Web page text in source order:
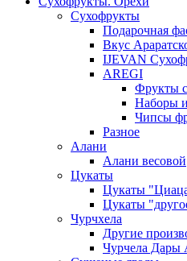
Сухофрукты
Подарочная
Вкус
IJEVAN
AREGI
Фрукты
Наборы
Чипсы
Разное
Алани
Алани весовой
Цукаты
Цукаты
Цукаты
Чурчхела
Другие
Чурчела Дары